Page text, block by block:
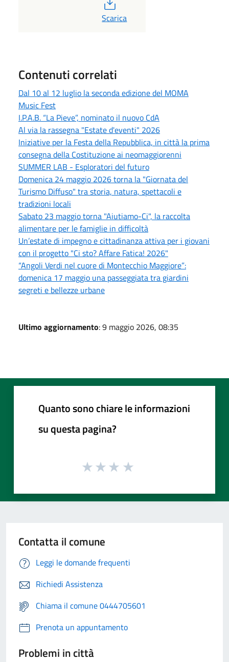
PDF
Scarica
Contenuti correlati
Dal 10 al 12 luglio la seconda edizione del MOMA
Music Fest
I.P.A.B. “La Pieve”, nominato il nuovo CdA
Al via la rassegna "Estate d'eventi" 2026
Iniziative per la Festa della Repubblica, in città la prima
consegna della Costituzione ai neomaggiorenni
SUMMER LAB - Esploratori del futuro
Domenica 24 maggio 2026 torna la "Giornata del
Turismo Diffuso" tra storia, natura, spettacoli e
tradizioni locali
Sabato 23 maggio torna "Aiutiamo-Ci", la raccolta
alimentare per le famiglie in difficoltà
Un’estate di impegno e cittadinanza attiva per i giovani
con il progetto "Ci sto? Affare Fatica! 2026"
“Angoli Verdi nel cuore di Montecchio Maggiore”:
domenica 17 maggio una passeggiata tra giardini
segreti e bellezze urbane
Ultimo aggiornamento: 9 maggio 2026, 08:35
Quanto sono chiare le informazioni
su questa pagina?
Contatta il comune
Leggi le domande frequenti
Richiedi Assistenza
Chiama il comune 0444705601
Prenota un appuntamento
Problemi in città